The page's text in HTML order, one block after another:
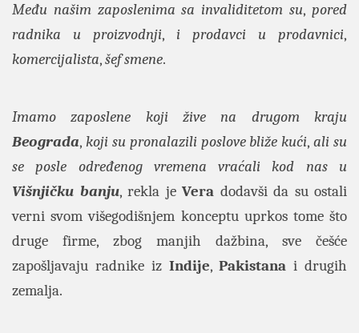
Među našim zaposlenima sa invaliditetom su,pored
radnika u proizvodnji, i prodavci u prodavnici,
komercijalista,šef smene.
Imamo zaposlene koji žive na drugom kraju
Beograda, koji su pronalazili poslove bliže kući,ali su
se posle određenog vremena vraćali kod nas u
Višnjičku banju, rekla je Vera dodavši da su ostali
verni svom višegodišnjem konceptu uprkos tome što
druge firme, zbog manjih dažbina, sve češće
zapošljavaju radnike iz Indije,Pakistana i drugih
zemalja.